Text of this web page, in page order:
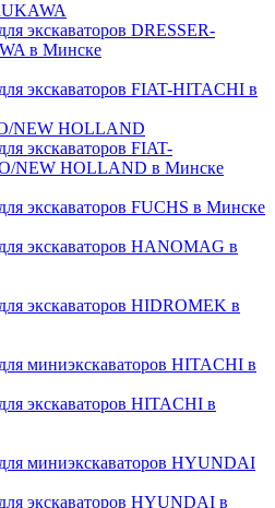
экскаваторов DRESSER-
в Минске
экскаваторов FIAT-HITACHI в
NEW HOLLAND
экскаваторов FIAT-
NEW HOLLAND в Минске
экскаваторов FUCHS в Минске
экскаваторов HANOMAG в
экскаваторов HIDROMEK в
миниэкскаваторов HITACHI в
экскаваторов HITACHI в
миниэкскаваторов HYUNDAI
экскаваторов HYUNDAI в